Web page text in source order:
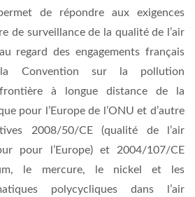
de répondre aux exigences
de surveillance de la qualité de l’air
regard des engagements français
Convention sur la pollution
à longue distance de la
pour l’Europe de l’ONU et d’autre
2008/50/CE (qualité de l’air
pour l’Europe) et 2004/107/CE
le mercure, le nickel et les
polycycliques dans l’air